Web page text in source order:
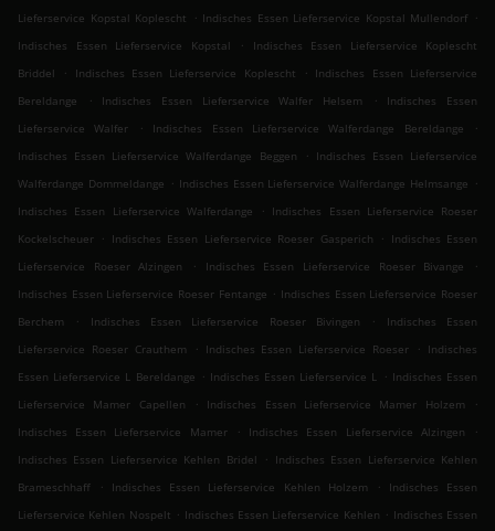
Lieferservice Kopstal Koplescht
. Indisches Essen Lieferservice Kopstal Mullendorf .
Indisches Essen Lieferservice Kopstal
.
Indisches Essen Lieferservice Koplescht
Briddel
. Indisches Essen Lieferservice Koplescht . Indisches Essen Lieferservice
Bereldange
. Indisches Essen Lieferservice Walfer Helsem .
Indisches Essen
Lieferservice Walfer
. Indisches Essen Lieferservice Walferdange Bereldange
.
Indisches Essen Lieferservice Walferdange Beggen
. Indisches Essen Lieferservice
Walferdange Dommeldange . Indisches Essen Lieferservice Walferdange Helmsange .
Indisches Essen Lieferservice Walferdange
. Indisches Essen Lieferservice Roeser
Kockelscheuer . Indisches Essen Lieferservice Roeser Gasperich . Indisches Essen
Lieferservice Roeser Alzingen
. Indisches Essen Lieferservice Roeser Bivange
.
Indisches Essen Lieferservice Roeser Fentange . Indisches Essen Lieferservice Roeser
Berchem
. Indisches Essen Lieferservice Roeser Bivingen .
Indisches Essen
Lieferservice Roeser Crauthem
. Indisches Essen Lieferservice Roeser . Indisches
Essen Lieferservice L Bereldange . Indisches Essen Lieferservice L . Indisches Essen
Lieferservice Mamer Capellen
. Indisches Essen Lieferservice Mamer Holzem
.
Indisches Essen Lieferservice Mamer
. Indisches Essen Lieferservice Alzingen
.
Indisches Essen Lieferservice Kehlen Bridel
. Indisches Essen Lieferservice Kehlen
Brameschhaff
. Indisches Essen Lieferservice Kehlen Holzem .
Indisches Essen
Lieferservice Kehlen Nospelt . Indisches Essen Lieferservice Kehlen . Indisches Essen